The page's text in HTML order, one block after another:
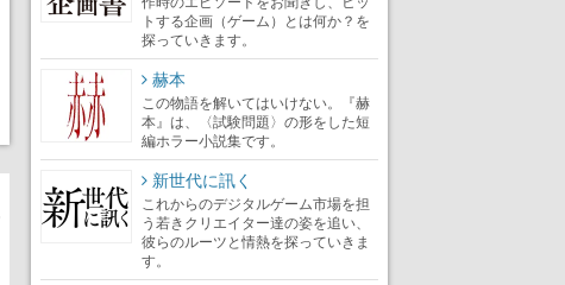
トする企画（ゲーム）とは何か？を
探っていきます。
赫本
この物語を解いてはいけない。『赫
本』は、〈試験問題〉の形をした短
編ホラー小説集です。
新世代に訊く
これからのデジタルゲーム市場を担
う若きクリエイター達の姿を追い、
彼らのルーツと情熱を探っていきま
す。